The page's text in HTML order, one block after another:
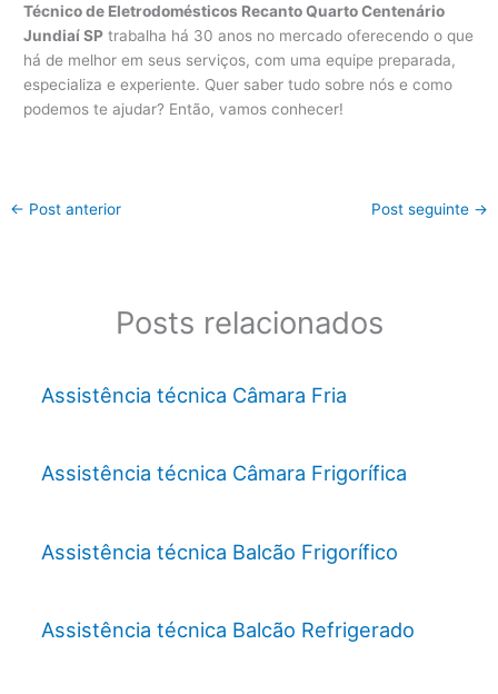
Técnico de Eletrodomésticos Recanto Quarto Centenário
Jundiaí SP trabalha há 30 anos no mercado oferecendo o que
há de melhor em seus serviços, com uma equipe preparada,
especializa e experiente. Quer saber tudo sobre nós e como
podemos te ajudar? Então, vamos conhecer!
← Post anterior Post seguinte →
Posts relacionados
Assistência técnica Câmara Fria
Assistência técnica Câmara Frigorífica
Assistência técnica Balcão Frigorífico
Assistência técnica Balcão Refrigerado